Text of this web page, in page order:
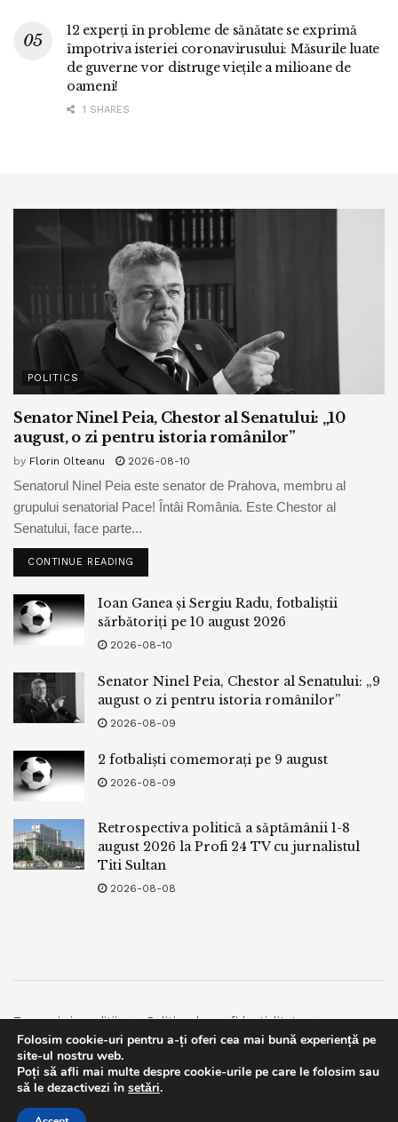
12 experți în probleme de sănătate se exprimă
împotriva isteriei coronavirusului: Măsurile luate
de guverne vor distruge viețile a milioane de
oameni!
1 SHARES
POLITICS
Senator Ninel Peia, Chestor al Senatului: „10
august, o zi pentru istoria românilor”
by Florin Olteanu 2026-08-10
Senatorul Ninel Peia este senator de Prahova, membru al
grupului senatorial Pace! Întâi România. Este Chestor al
Senatului, face parte...
CONTINUE READING
Ioan Ganea și Sergiu Radu, fotbaliștii
sărbătoriți pe 10 august 2026
2026-08-10
Senator Ninel Peia, Chestor al Senatului: „9
august o zi pentru istoria românilor”
2026-08-09
2 fotbaliști comemorați pe 9 august
2026-08-09
Retrospectiva politică a săptămânii 1-8
august 2026 la Profi 24 TV cu jurnalistul
Titi Sultan
2026-08-08
Termeni si conditii
Politica de confidentialitate
Facebook
Contact
© 2019bpnews- Business & Politics Newsbpnews.
Folosim cookie-uri pentru a-ți oferi cea mai bună experiență pe
site-ul nostru web.
Poți să afli mai multe despre cookie-urile pe care le folosim sau
să le dezactivezi în setări.
This website uses GDPR cookies. By continuing to use this
website you are giving consent to cookies being used. Visit our